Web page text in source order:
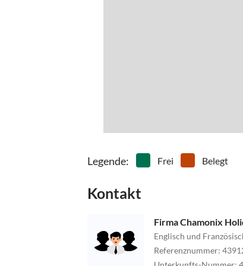
Legende: Frei Belegt
Kontakt
Firma Chamonix
Englisch und
Referenznummer: